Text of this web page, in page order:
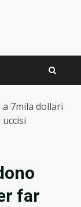
7mila dollari
far